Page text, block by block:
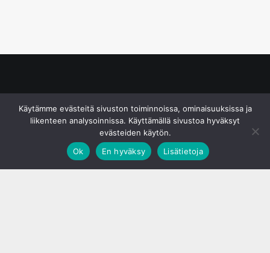
Käytämme evästeitä sivuston toiminnoissa, ominaisuuksissa ja
liikenteen analysoinnissa. Käyttämällä sivustoa hyväksyt
evästeiden käytön.
Ok
En hyväksy Lisätietoja